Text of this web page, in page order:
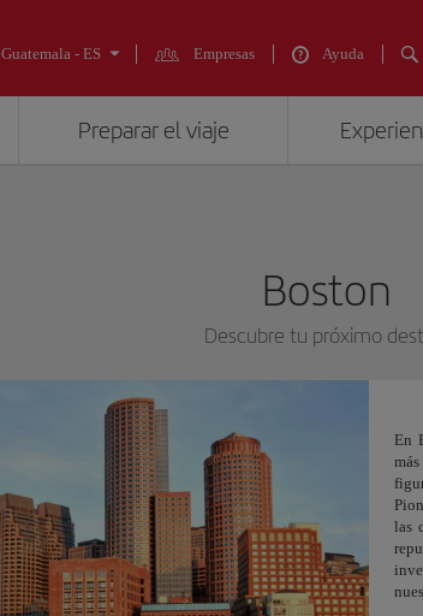
Guatemala - ES Empresas Ayuda
Preparar el viaje
Boston
Descubre tu próximo
En
las